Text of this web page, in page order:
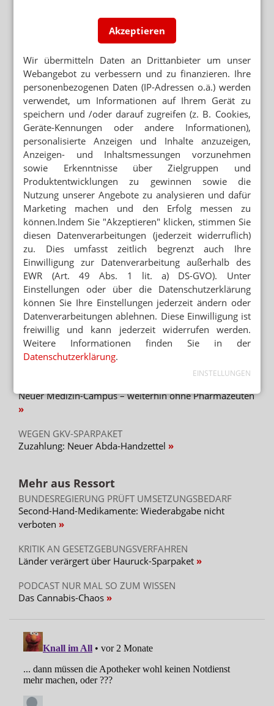
Akzeptieren
Wir übermitteln Daten an Drittanbieter um unser
Webangebot zu verbessern und zu finanzieren. Ihre
personenbezogenen Daten (IP-Adressen o.ä.) werden
verwendet, um Informationen auf Ihrem Gerät zu
speichern und /oder darauf zugreifen (z. B. Cookies,
Geräte-Kennungen oder andere Informationen),
personalisierte Anzeigen und Inhalte anzuzeigen,
Anzeigen- und Inhaltsmessungen vorzunehmen
sowie Erkenntnisse über Zielgruppen und
Produktentwicklungen zu gewinnen sowie die
Nutzung unserer Angebote zu analysieren und dafür
Marketing machen und den Erfolg messen zu
können.Indem Sie "Akzeptieren" klicken, stimmen Sie
diesen Datenverarbeitungen (jederzeit widerruflich)
zu. Dies umfasst zeitlich begrenzt auch Ihre
Einwilligung zur Datenverarbeitung außerhalb des
EWR (Art. 49 Abs. 1 lit. a) DS-GVO). Unter
Einstellungen oder über die Datenschutzerklärung
können Sie Ihre Einstellungen jederzeit ändern oder
Datenverarbeitungen ablehnen. Diese Einwilligung ist
freiwillig und kann jederzeit widerrufen werden.
Weitere Informationen finden Sie in der
Datenschutzerklärung.
EINSTELLUNGEN
NOTFALLREFORM
Freitags dispensieren die Ärzte
MILCHMÄDCHENRECHNUNG DES
MINISTERIUMS
„Versteckte Milliardenkosten“: Ärzte kritisieren
Reformpaket
NACH KABINETTSBESCHLUSS
Notfallreform: Warken schwört Fraktionen ein
NOTFALLREFORM
BKK: Notfall-Dispensierrecht reicht nicht
NOTFALLREFORM PASSIERT KABINETT
Warken: „Apothekennotdienst nicht in Gefahr“
DMEA 2026
Warken: „Entschlossen und klug digitalisieren“
Mehr zum Thema
BERATUNG ZU ABNEHMMITTELN
Preis: Semaglutid nur aus der Apotheke
Neuer Medizin-Campus – weiterhin ohne Pharmazeuten
WEGEN GKV-SPARPAKET
Zuzahlung: Neuer Abda-Handzettel
Mehr aus Ressort
BUNDESREGIERUNG PRÜFT UMSETZUNGSBEDARF
Second-Hand-Medikamente: Wiederabgabe nicht
verboten
KRITIK AN GESETZGEBUNGSVERFAHREN
Länder verärgert über Hauruck-Sparpaket
PODCAST NUR MAL SO ZUM WISSEN
Das Cannabis-Chaos